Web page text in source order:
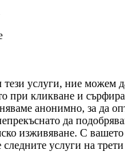
услуги, ние можем
при кликване и
анонимно, за да
да
изживяване. С вашето
следните услуги на